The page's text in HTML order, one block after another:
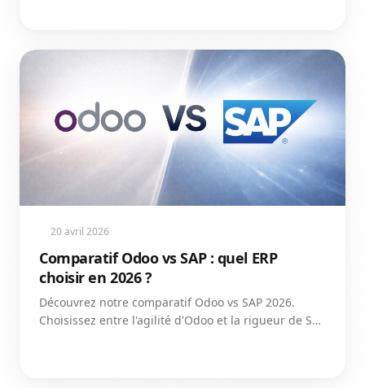
20 avril 2026
Comparatif Odoo vs SAP : quel ERP
choisir en 2026 ?
Découvrez notre comparatif Odoo vs SAP 2026.
Choisissez entre l'agilité d'Odoo et la rigueur de SAP